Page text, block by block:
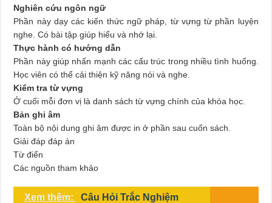
Nghiên cứu ngôn ngữ
Phần này dạy các kiến thức ngữ pháp, từ vựng từ phần luyện
nghe. Có bài tập giúp hiểu và nhớ lại.
Thực hành có hướng dẫn
Phần này giúp nhấn mạnh các cấu trúc trong nhiều tình huống.
Học viên có thể cải thiện kỹ năng nói và nghe.
Kiểm tra từ vựng
Ở cuối mỗi đơn vị là danh sách từ vựng chính của khóa học.
Bản ghi âm
Toàn bộ nội dung ghi âm được in ở phần sau cuốn sách.
Giải đáp đáp án
Từ điển
Các nguồn tham khảo
Xem thêm:
Câu Hỏi Trắc Nghiệm